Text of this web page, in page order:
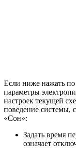
Если ниже нажать
параметры
настроек текущей
поведение системы,
«Сон»:
Задать время
означает